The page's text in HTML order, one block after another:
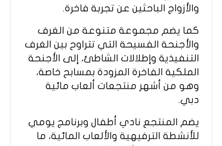
والأزواج الباحثين عن تجربة فاخرة.
كما يضم مجموعة متنوعة من الغرف
والأجنحة الفسيحة التي تتراوح بين الغرف
التنفيذية وإطلالات الشاطئ، إلى الأجنحة
الملكية الفاخرة المزودة بمسابح خاصة،
وهو من أشهر منتجعات ألعاب مائية
دبي.
يضم المنتجع نادي أطفال وبرنامج يومي
للأنشطة الترفيهية والألعاب المائية، ما